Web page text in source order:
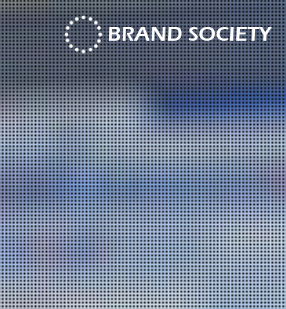
BRAND SOCIETY